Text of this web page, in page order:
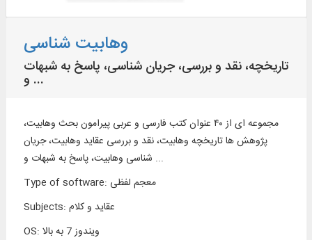
وهابیت شناسی
تاریخچه، نقد و بررسی، جریان شناسی، پاسخ به شبهات
و ...
مجموعه ای از ۴۰ عنوان کتب فارسی و عربی پیرامون بحث وهابیت،
پژوهش ها تاریخچه وهابیت، نقد و بررسی عقاید وهابیت، جریان
شناسی وهابیت، پاسخ به شبهات و ...
Type of software: معجم لفظی
Subjects: عقاید و كلام
OS: ویندوز 7 به بالا